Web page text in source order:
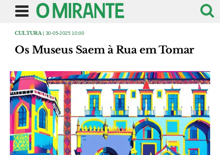
CULTURA | 30-05-2025 10:00
Os Museus Saem à Rua em Tomar